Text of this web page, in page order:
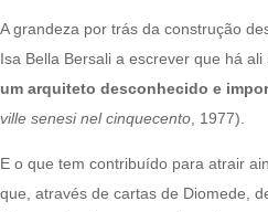
A grandeza por trás da construção
Isa Bella Bersali a escrever que há ali
um arquiteto desconhecido e
ville senesi nel cinquecento , 1977).
E o que tem contribuído para atrair
que, através de cartas de Diomede,